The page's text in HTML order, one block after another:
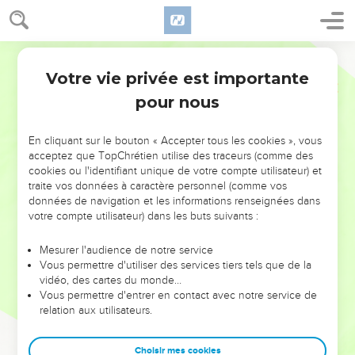
NE MANQUEZ PAS L’ÉVÉNEMENT
DE L’ANNÉE !
ET SI LEURS ERREURS POUVAIENT VOUS ÉVITER LES
VOTRES ?
leur foi ou leur vision. Mais on voit moins les doutes, les erreurs
et les saisons difficiles qu'ils ont traversés, alors même que ce
sont elles qui les ont façonnés.
Dans cette conférence, leaders, entrepreneurs, et responsables
clés pour avancer avec plus de sagesse afin que leurs erreurs
Votre vie privée est importante
pour nous
En cliquant sur le bouton « Accepter tous les cookies », vous
acceptez que TopChrétien utilise des traceurs (comme des
cookies ou l'identifiant unique de votre compte utilisateur) et
traite vos données à caractère personnel (comme vos
données de navigation et les informations renseignées dans
votre compte utilisateur) dans les buts suivants :
Mesurer l'audience de notre service
Vous permettre d'utiliser des services tiers tels que de la
vidéo, des cartes du monde…
Vous permettre d'entrer en contact avec notre service de
relation aux utilisateurs.
Choisir mes cookies